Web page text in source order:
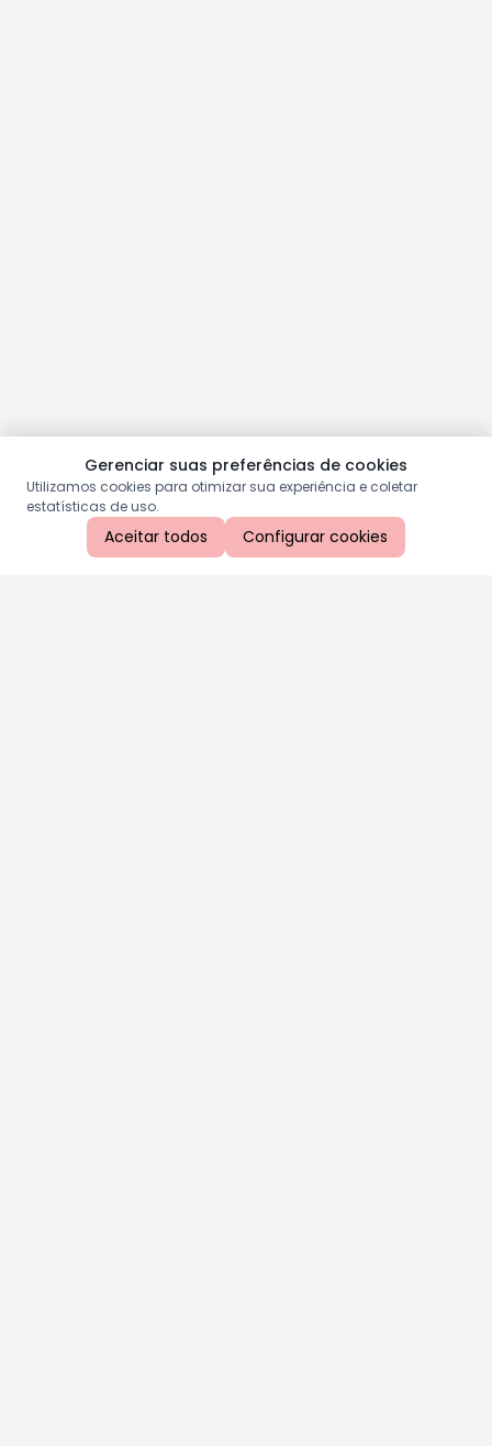
Gerenciar suas preferências de cookies
Utilizamos cookies para otimizar sua experiência e coletar
estatísticas de uso.
Aceitar todos Configurar cookies